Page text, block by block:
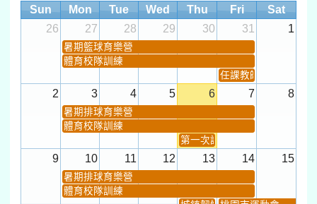
Sun Mon Tue Wed Thu Fri
Sat
26
27 28 29 30 31 1
暑期籃球育樂營
體育校隊訓練
任課教師抽籤
2 3 4 5 6 7 8
暑期排球育樂營
體育校隊訓練
第一次課發會 (12:30~)
9 10 11 12 13 14 15
暑期排球育樂營
體育校隊訓練